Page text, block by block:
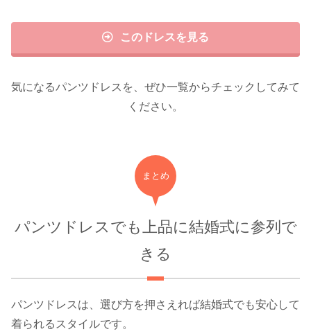
このドレスを見る
気になるパンツドレスを、ぜひ一覧からチェックしてみて
ください。
まとめ
パンツドレスでも上品に結婚式に参列で
きる
パンツドレスは、選び方を押さえれば結婚式でも安心して
着られるスタイルです。